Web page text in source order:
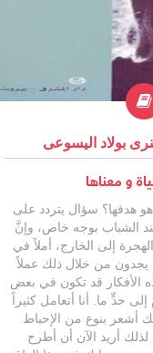
بولاد اليسوعى
و معناها
هدفها؟ سؤال يتردد على
الشباب بوجه خاص، وإنَّ
إلى الخارج، أملاً في
يجدون من خلال ذلك عملاً
الأفكار قد تكون في بعض
حدٍّ ما. أنا أتعامل كثيراً
أشعر بنوع من الإحباط
أريد الآن أن أطرح